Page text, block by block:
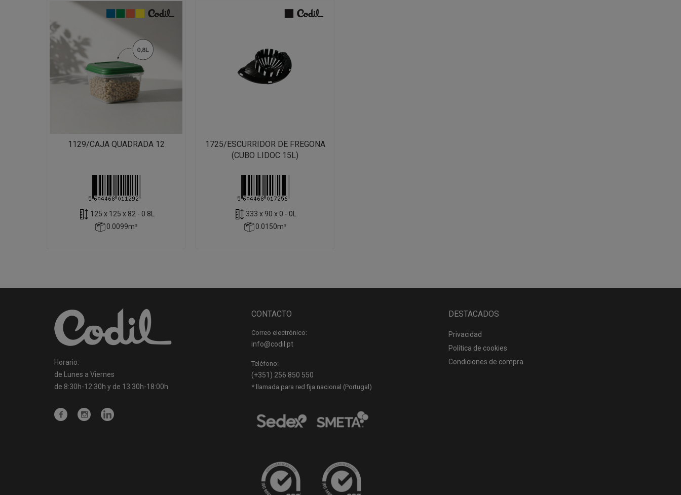
1129/CAJA QUADRADA 12
125 x 125 x 82 - 0.8L
0.0099m³
1725/ESCURRIDOR DE FREGONA
(CUBO LIDOC 15L)
333 x 90 x 0 - 0L
0.0150m³
Horario:
de Lunes a Viernes
de 8:30h-12:30h y de 13:30h-18:00h
CONTACTO
Correo electrónico:
info@codil.pt
Teléfono:
(+351) 256 850 550
* llamada para red fija nacional (Portugal)
DESTACADOS
Privacidad
Política de cookies
Condiciones de compra